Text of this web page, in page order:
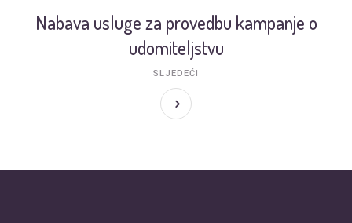
Nabava usluge za provedbu kampanje o
udomiteljstvu
SLJEDEĆI